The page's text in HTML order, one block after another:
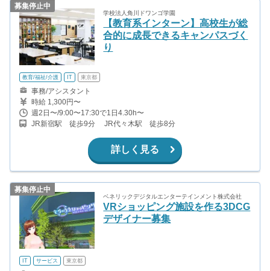
募集停止中
学校法人角川ドワンゴ学園
【教育系インターン】高校生が総
合的に成長できるキャンパスづく
り
教育/福祉/介護 IT 東京都
事務/アシスタント
時給 1,300円〜
週2日〜/9:00〜17:30で1日4.30h〜
JR新宿駅 徒歩9分 JR代々木駅 徒歩8分
詳しく見る
募集停止中
ベネリックデジタルエンターテインメント株式会社
VRショッピング施設を作る3DCG
デザイナー募集
IT サービス 東京都